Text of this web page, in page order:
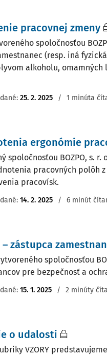
pracovnej zmeny
spoločnosťou
(resp. iná
alkoholu,
25. 2. 2025 / 1 minúta
ergonómie
spoločnosťou BOZPO, s.
pracovných polôh
pracovísk.
14. 2. 2025 / 6 minút
zástupca
spoločnosťou
pre bezpečnosť a
15. 1. 2025 / 2 minúty
o udalosti
VZORY